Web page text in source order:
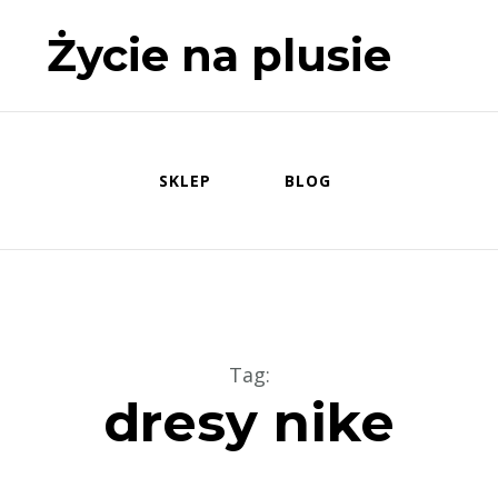
Życie na plusie
SKLEP BLOG
Tag:
dresy nike